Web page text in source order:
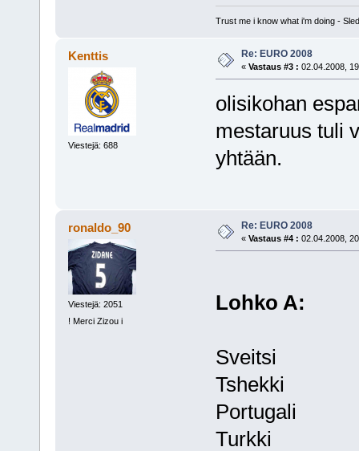
Trust me i know what i'm doing -
Kenttis
Viestejä: 688
Re: EURO 2008
« Vastaus #3 : 02.04.2008,
olisikohan
mestaruus tuli
yhtään.
ronaldo_90
Viestejä: 2051
! Merci Zizou i
Re: EURO 2008
« Vastaus #4 : 02.04.2008,
Lohko A:
Sveitsi
Tshekki
Portugali
Turkki